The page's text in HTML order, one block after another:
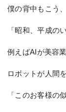
僕の背中もこう
「昭和、平成の
例えばAIが美容
ロボットが人間
「このお客様の